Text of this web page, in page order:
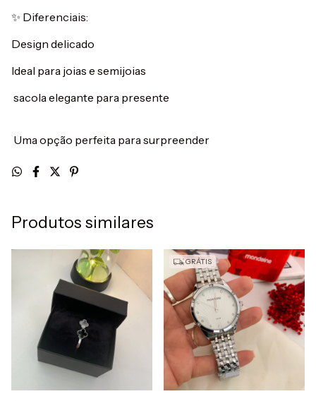
✨ Diferenciais:
Design delicado
Ideal para joias e semijoias
sacola elegante para presente
Uma opção perfeita para surpreender
Produtos similares
GRÁTIS